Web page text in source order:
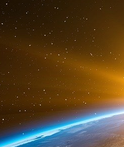
À la lumière de ces
octobre pour décider
véhicules électriques
décision intervient
chinois donnaient à
rapport à leurs
Sans une stratégie
mesure qu’ils
automobiles européens
venir. Si le continent
des alternatives
secteur automobile